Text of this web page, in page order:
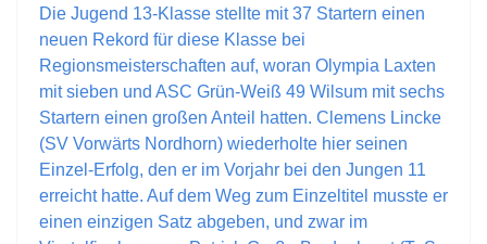
Die Jugend 13-Klasse stellte mit 37 Startern einen
neuen Rekord für diese Klasse bei
Regionsmeisterschaften auf, woran Olympia Laxten
mit sieben und ASC Grün-Weiß 49 Wilsum mit sechs
Startern einen großen Anteil hatten. Clemens Lincke
(SV Vorwärts Nordhorn) wiederholte hier seinen
Einzel-Erfolg, den er im Vorjahr bei den Jungen 11
erreicht hatte. Auf dem Weg zum Einzeltitel musste er
einen einzigen Satz abgeben, und zwar im